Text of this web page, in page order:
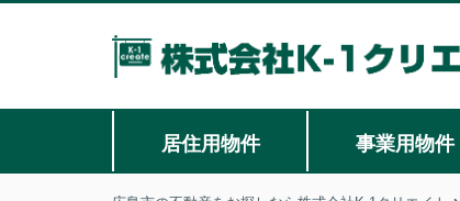
居住用物件 事業用物件